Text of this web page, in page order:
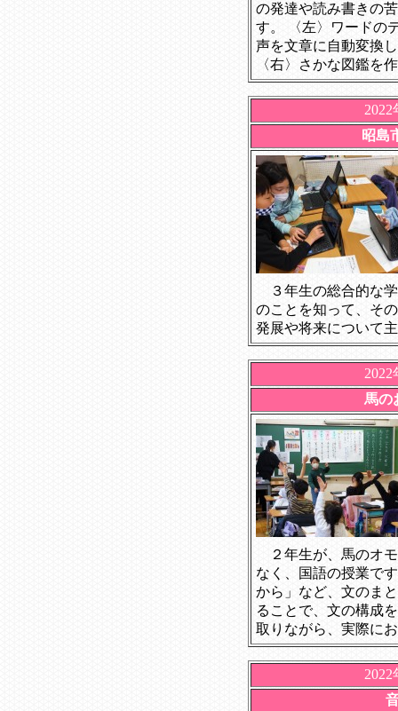
の発達や読み書きの
す。
〈左〉ワードの
声を文章に自動変換
〈右〉さかな図鑑を
昭島
３年生の総合的な
のことを知って、そ
発展や将来について
馬の
２年生が、馬のオ
なく、国語の授業で
から」など、文のま
ることで、文の構成
取りながら、実際に